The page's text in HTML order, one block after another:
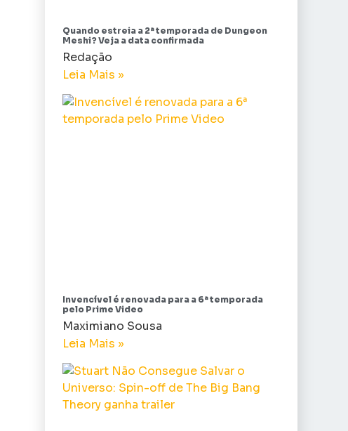
Quando estreia a 2ª temporada de Dungeon
Meshi? Veja a data confirmada
Redação
Leia Mais »
Invencível é renovada para a 6ª temporada
pelo Prime Video
Maximiano Sousa
Leia Mais »